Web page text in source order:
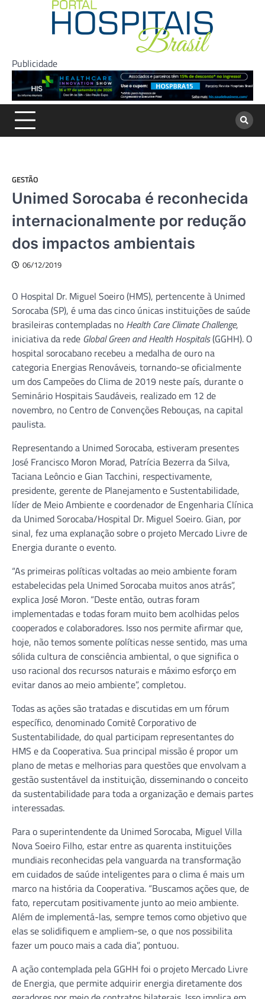
Publicidade
GESTÃO
Unimed Sorocaba é reconhecida
internacionalmente por redução
dos impactos ambientais
06/12/2019
O Hospital Dr. Miguel Soeiro (HMS), pertencente à Unimed
Sorocaba (SP), é uma das cinco únicas instituições de saúde
brasileiras contempladas no Health Care Climate Challenge,
iniciativa da rede Global Green and Health Hospitals(GGHH). O
hospital sorocabano recebeu a medalha de ouro na
categoria Energias Renováveis, tornando-se oficialmente
um dos Campeões do Clima de 2019 neste país, durante o
Seminário Hospitais Saudáveis, realizado em 12 de
novembro, no Centro de Convenções Rebouças, na capital
paulista.
Representando a Unimed Sorocaba, estiveram presentes
José Francisco Moron Morad, Patrícia Bezerra da Silva,
Taciana Leôncio e Gian Tacchini, respectivamente,
presidente, gerente de Planejamento e Sustentabilidade,
líder de Meio Ambiente e coordenador de Engenharia Clínica
da Unimed Sorocaba/Hospital Dr. Miguel Soeiro. Gian, por
sinal, fez uma explanação sobre o projeto Mercado Livre de
Energia durante o evento.
“As primeiras políticas voltadas ao meio ambiente foram
estabelecidas pela Unimed Sorocaba muitos anos atrás”,
explica José Moron. “Deste então, outras foram
implementadas e todas foram muito bem acolhidas pelos
cooperados e colaboradores. Isso nos permite afirmar que,
hoje, não temos somente políticas nesse sentido, mas uma
sólida cultura de consciência ambiental, o que significa o
uso racional dos recursos naturais e máximo esforço em
evitar danos ao meio ambiente”, completou.
Todas as ações são tratadas e discutidas em um fórum
específico, denominado Comitê Corporativo de
Sustentabilidade, do qual participam representantes do
HMS e da Cooperativa. Sua principal missão é propor um
plano de metas e melhorias para questões que envolvam a
gestão sustentável da instituição, disseminando o conceito
da sustentabilidade para toda a organização e demais partes
interessadas.
Para o superintendente da Unimed Sorocaba, Miguel Villa
Nova Soeiro Filho, estar entre as quarenta instituições
mundiais reconhecidas pela vanguarda na transformação
em cuidados de saúde inteligentes para o clima é mais um
marco na história da Cooperativa. “Buscamos ações que, de
fato, repercutam positivamente junto ao meio ambiente.
Além de implementá-las, sempre temos como objetivo que
elas se solidifiquem e ampliem-se, o que nos possibilita
fazer um pouco mais a cada dia”, pontuou.
A ação contemplada pela GGHH foi o projeto Mercado Livre
de Energia, que permite adquirir energia diretamente dos